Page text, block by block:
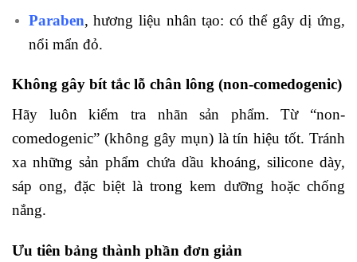
Paraben, hương liệu nhân tạo: có thể gây dị ứng,
nổi mẩn đỏ.
Không gây bít tắc lỗ chân lông (non-comedogenic)
Hãy luôn kiểm tra nhãn sản phẩm. Từ “non-
comedogenic” (không gây mụn) là tín hiệu tốt. Tránh
xa những sản phẩm chứa dầu khoáng, silicone dày,
sáp ong, đặc biệt là trong kem dưỡng hoặc chống
nắng.
Ưu tiên bảng thành phần đơn giản